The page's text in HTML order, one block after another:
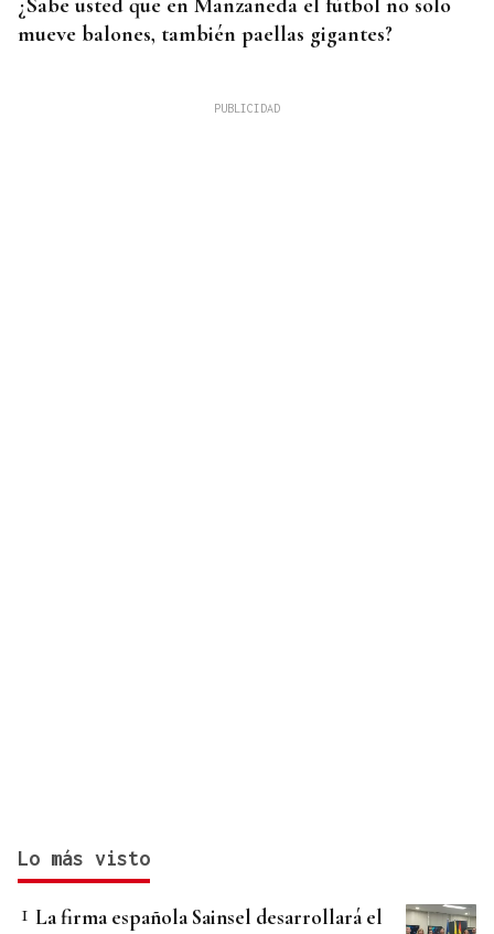
¿Sabe usted que en Manzaneda el fútbol no solo
mueve balones, también paellas gigantes?
Lo más visto
La firma española Sainsel desarrollará el